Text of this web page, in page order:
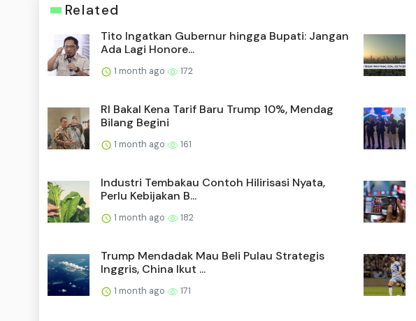
Related
Tito Ingatkan Gubernur hingga Bupati: Jangan
Ada Lagi Honore...
1 month ago 172
RI Bakal Kena Tarif Baru Trump 10%, Mendag
Bilang Begini
1 month ago 161
Industri Tembakau Contoh Hilirisasi Nyata,
Perlu Kebijakan B...
1 month ago 182
Trump Mendadak Mau Beli Pulau Strategis
Inggris, China Ikut ...
1 month ago 171